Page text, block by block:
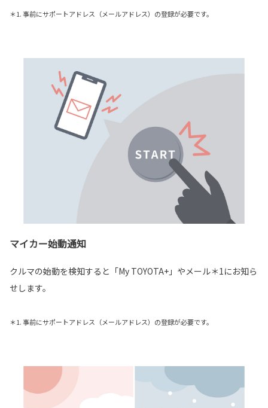
＊1. 事前にサポートアドレス（メールアドレス）の登録が必要です。
マイカー始動通知
クルマの始動を検知すると「My TOYOTA+」やメール＊1にお知ら
せします。
＊1. 事前にサポートアドレス（メールアドレス）の登録が必要です。